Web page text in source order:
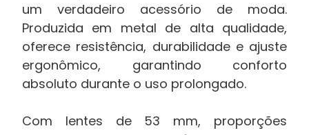
um verdadeiro acessório de moda.
Produzida em metal de alta qualidade,
oferece resistência, durabilidade e ajuste
ergonômico, garantindo conforto
absoluto durante o uso prolongado.
Com lentes de 53 mm, proporções